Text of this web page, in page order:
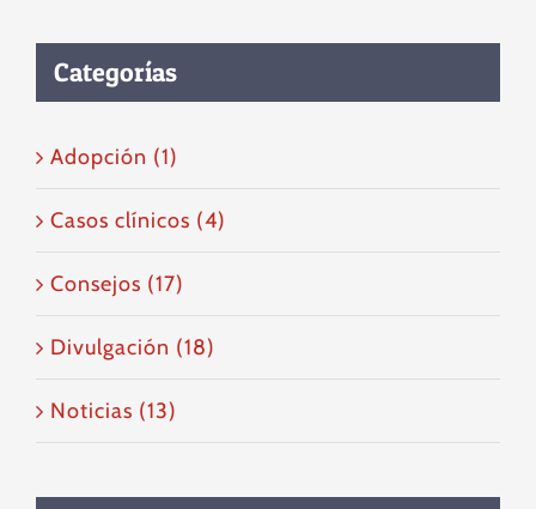
Categorías
Adopción (1)
Casos clínicos (4)
Consejos (17)
Divulgación (18)
Noticias (13)